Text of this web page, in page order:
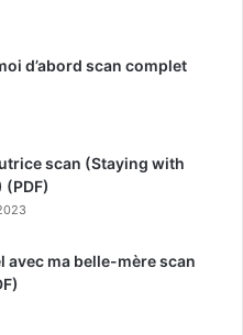
d’abord scan complet
scan (Staying with
(PDF)
avec ma belle-mère scan